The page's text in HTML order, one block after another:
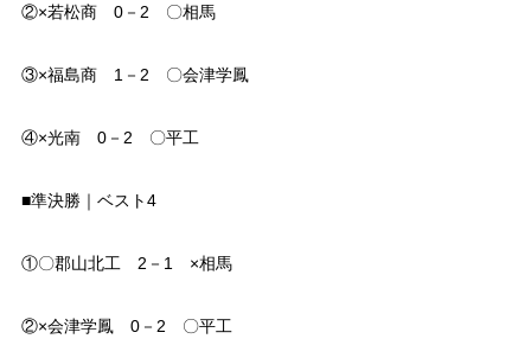
②×若松商 0－2 〇相馬
③×福島商 1－2 〇会津学鳳
④×光南 0－2 〇平工
■準決勝｜ベスト4
①〇郡山北工 2－1 ×相馬
②×会津学鳳 0－2 〇平工